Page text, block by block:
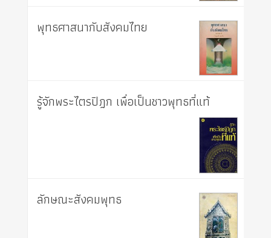
พุทธศาสนากับสังคมไทย
รู้จักพระไตรปิฎก เพื่อเป็นชาวพุทธที่แท้
ลักษณะสังคมพุทธ